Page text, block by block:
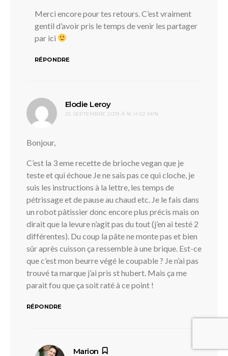
Merci encore pour tes retours. C’est vraiment
gentil d’avoir pris le temps de venir les partager
par ici
RÉPONDRE
Elodie Leroydit :
25 SEPTEMBRE 2019 À 16 H 02 MIN
Bonjour,
C’est la 3 eme recette de brioche vegan que je
teste et qui échoue Je ne sais pas ce qui cloche, je
suis les instructions à la lettre, les temps de
pétrissage et de pause au chaud etc. Je le fais dans
un robot pâtissier donc encore plus précis mais on
dirait que la levure n’agit pas du tout (j’en ai testé 2
différentes). Du coup la pâte ne monte pas et bien
sûr après cuisson ça ressemble à une brique. Est-ce
que c’est mon beurre végé le coupable ? Je n’ai pas
trouvé ta marque j’ai pris st hubert. Mais ça me
parait fou que ça soit raté à ce point !
RÉPONDRE
Marion